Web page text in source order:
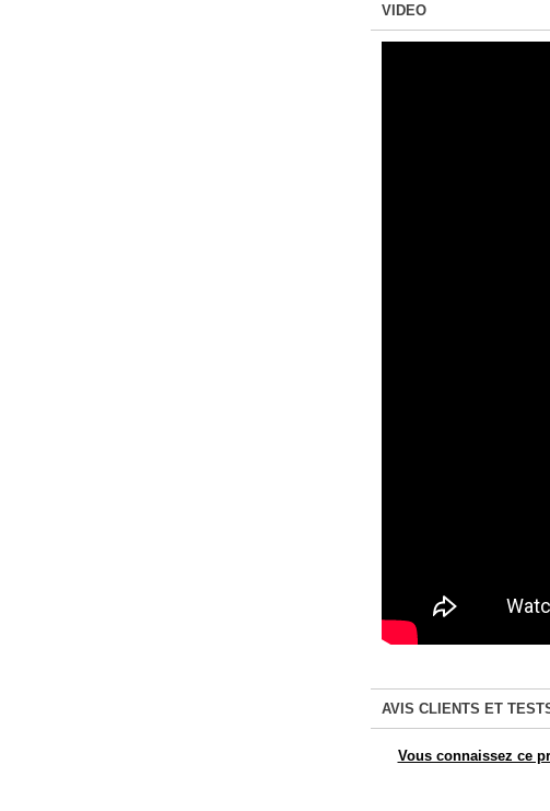
VIDEO
AVIS CLIENTS ET
Vous connaissez ce